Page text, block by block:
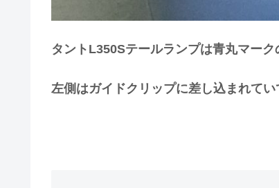
タントL350Sテールランプは青丸マーク
左側はガイドクリップに差し込まれて